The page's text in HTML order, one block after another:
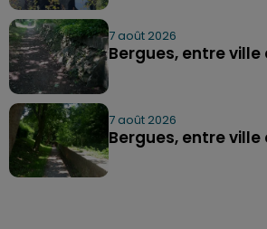
7 août 2026
Bergues, entre
7 août 2026
Bergues, entre